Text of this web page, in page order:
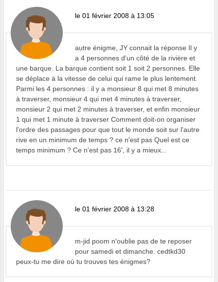
le 01 février 2008 à 13:05
autre énigme, JY connait la réponse Il y
a 4 personnes d'un côté de la rivière et
une barque. La barque contient soit 1 soit 2 personnes. Elle
se déplace à la vitesse de celui qui rame le plus lentement.
Parmi les 4 personnes : il y a monsieur 8 qui met 8 minutes
à traverser, monsieur 4 qui met 4 minutes à traverser,
monsieur 2 qui met 2 minutes à traverser, et enfin monsieur
1 qui met 1 minute à traverser Comment doit-on organiser
l'ordre des passages pour que tout le monde soit sur l'autre
rive en un minimum de temps ? ce n'est pas Quel est ce
temps minimum ? Ce n'est pas 16', il y a mieux...
le 01 février 2008 à 13:28
m-jid poom n'oublie pas de te reposer
pour samedi et dimanche. cedtkd30
peux-tu me dire où tu trouves tes énigmes?